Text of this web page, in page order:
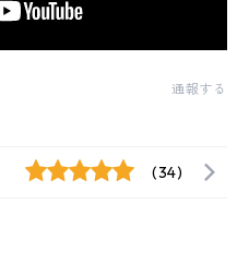
通報する
(34)